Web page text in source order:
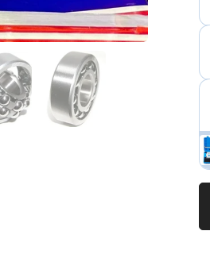
4
Afficher la diapositive 5Afficher la diapositive